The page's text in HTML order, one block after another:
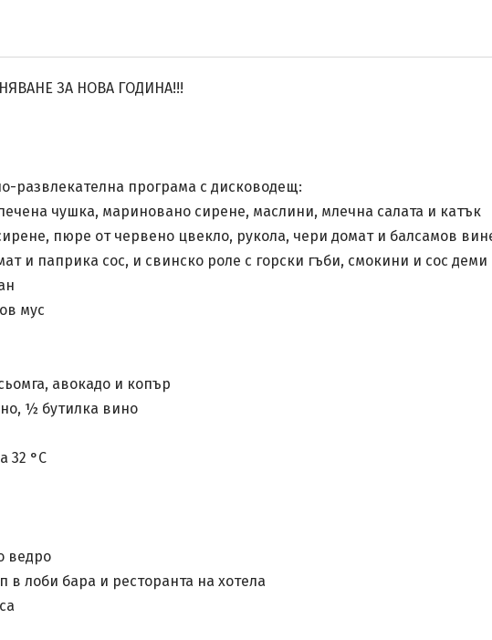
ЗА НОВА ГОДИНА!!!
развлекателна програма с дисководещ:
чушка, мариновано сирене, маслини, млечна салата и катък
пюре от червено цвекло, рукола, чери домат и балсамов
и паприка сос, и свинско роле с горски гъби, смокини и сос деми
мус
авокадо и копър
½ бутилка вино
32 °C
ведро
лоби бара и ресторанта на хотела